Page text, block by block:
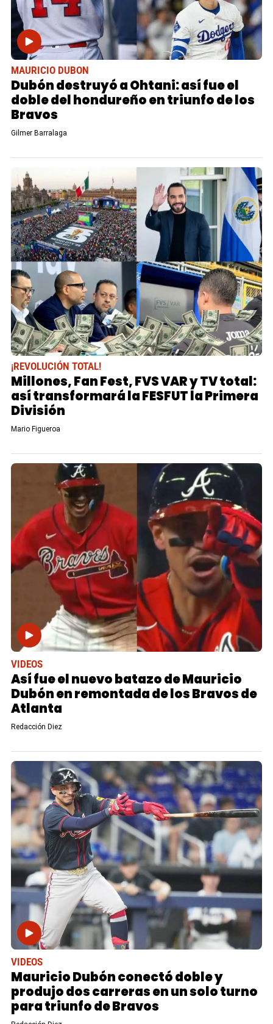
MAURICIO DUBON
Dubón destruyó a Ohtani: así fue el
doble del hondureño en triunfo de los
Bravos
Gilmer Barralaga
¡REVOLUCIÓN TOTAL!
Millones, Fan Fest, FVS VAR y TV total:
así transformará la FESFUT la Primera
División
Mario Figueroa
VIDEOS
Así fue el nuevo batazo de Mauricio
Dubón en remontada de los Bravos de
Atlanta
Redacción Diez
VIDEOS
Mauricio Dubón conectó doble y
produjo dos carreras en un solo turno
para triunfo de Bravos